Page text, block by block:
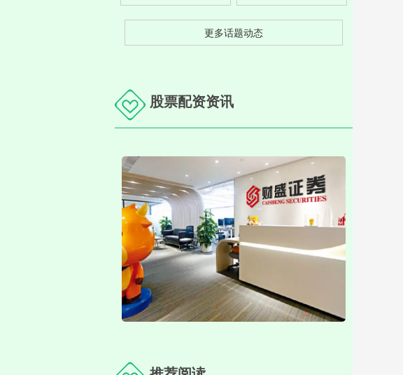
更多话题动态
股票配资资讯